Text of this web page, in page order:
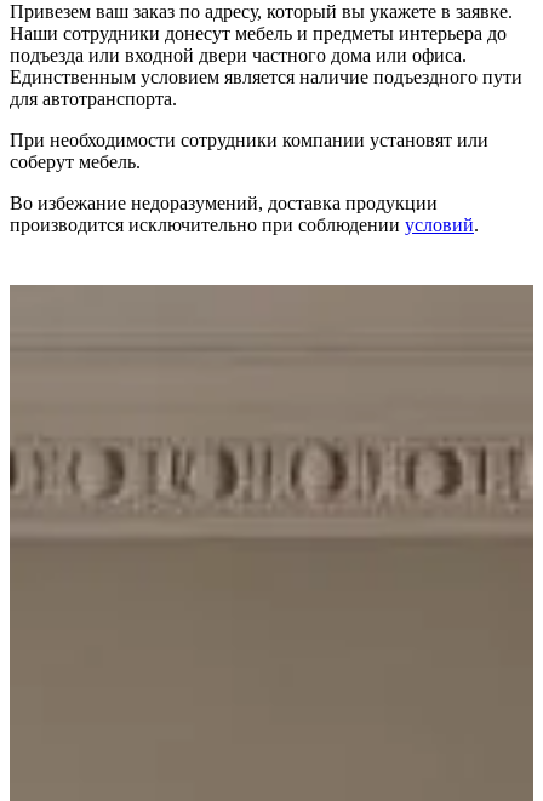
Привезем ваш заказ по адресу, который вы укажете в заявке.
Наши сотрудники донесут мебель и предметы интерьера до
подъезда или входной двери частного дома или офиса.
Единственным условием является наличие подъездного пути
для автотранспорта.
При необходимости сотрудники компании установят или
соберут мебель.
Во избежание недоразумений, доставка продукции
производится исключительно при соблюдении условий.